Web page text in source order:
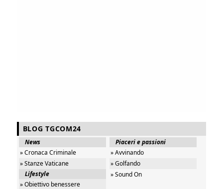
BLOG TGCOM24
News
» Cronaca Criminale
» Stanze Vaticane
Lifestyle
» Obiettivo benessere
Piaceri e passioni
» Avvinando
» Golfando
» Sound On